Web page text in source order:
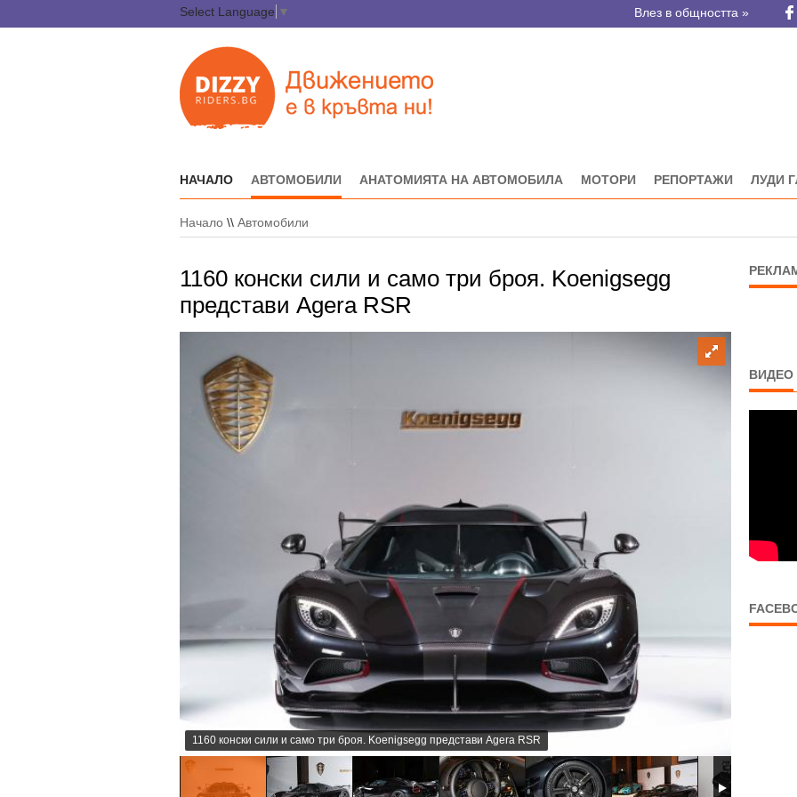
Select Language ▼ Влез в общността »
НАЧАЛО АВТОМОБИЛИ АНАТОМИЯТА НА АВТОМОБИЛА МОТОРИ РЕПОРТАЖИ ЛУДИ
Начало \\ Автомобили
1160 конски сили и само три броя. Koenigsegg
представи Agera RSR
1160 конски сили и само три броя. Koenigsegg представи Agera RSR
ВИДЕО